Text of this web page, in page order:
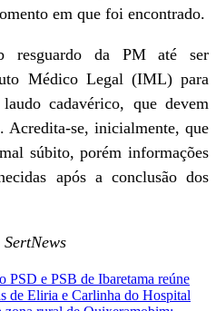
em que foi encontrado.
resguardo da PM até ser
Médico Legal (IML) para
cadavérico, que devem
Acredita-se, inicialmente, que
súbito, porém informações
após a conclusão dos
PSD e PSB de Ibaretama reúne
de Eliria e Carlinha do Hospital